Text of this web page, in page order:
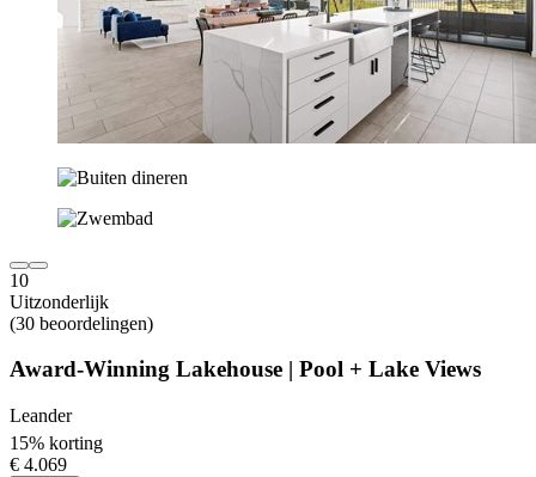
10
Uitzonderlijk
(30 beoordelingen)
Award-Winning Lakehouse | Pool + Lake Views
Leander
15% korting
€ 4.069